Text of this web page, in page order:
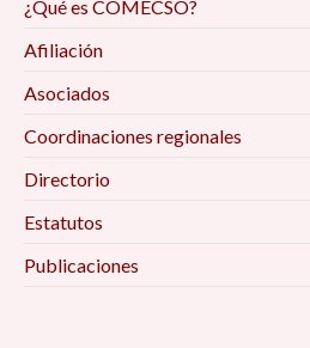
¿Qué es COMECSO?
Afiliación
Asociados
Coordinaciones regionales
Directorio
Estatutos
Publicaciones